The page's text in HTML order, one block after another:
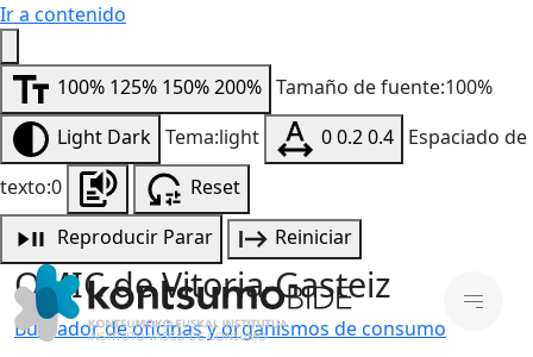
Ir a contenido
100% 125% 150%200% Tamaño de fuente:100%
Light Dark Tema:light 00.20.4 Espaciado de
texto:0
Reset
Reproducir Parar Reiniciar
OMIC de Vitoria-Gasteiz
Buscador de oficinas y organismos de consumo